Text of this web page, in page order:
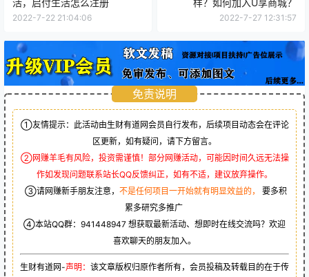
2022-7-22 21:04:06 2022-7-27 12:31:57
免责说明
①友情提示：此活动由生财有道网会员自行发布，后续项目动态会在评论
区更新，如有疑问，请下方留言。
②网赚羊毛有风险，投资需谨慎！部分网赚活动，可能因时间久远无法操
作如发现问题联系站长QQ反馈纠正，如有不适，建议放弃操作。
③请网赚新手朋友注意， 不是任何项目一开始就有明显效益的，
要多积
累多研究多推广
④本站QQ群： 941448947 想获取最新活动、想即时在线交流吗？欢迎
喜欢聊天的朋友加入。
生财有道网-声明： 该文章版权归原作者所有，会员投稿及转载目的在于传